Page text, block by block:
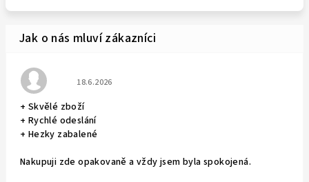
Hodnocení obchodu je 5 z 5 hvězdiček.
18.6.2026
+ Skvělé zboží
+ Rychlé odeslání
+ Hezky zabalené
Nakupuji zde opakovaně a vždy jsem byla spokojená.